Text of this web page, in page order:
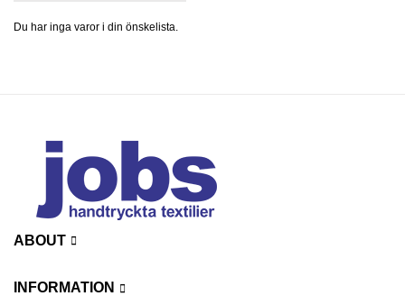
Du har inga varor i din önskelista.
ABOUT
INFORMATION